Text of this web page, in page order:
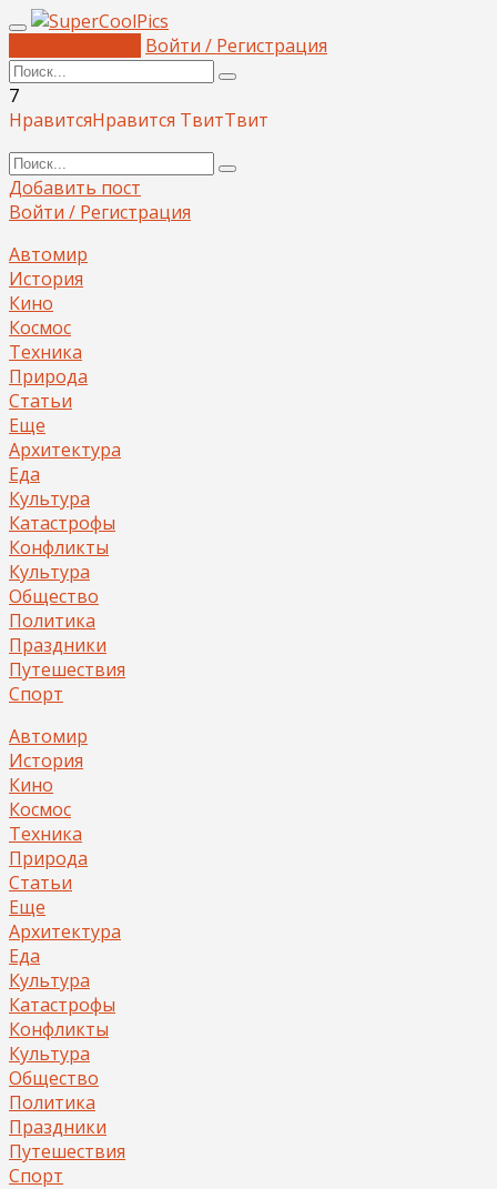
Войти / Регистрация
7
НравитсяНравится ТвитТвит
Добавить пост
Войти / Регистрация
Автомир
История
Кино
Космос
Техника
Природа
Статьи
Еще
Архитектура
Еда
Культура
Катастрофы
Конфликты
Культура
Общество
Политика
Праздники
Путешествия
Спорт
Автомир
История
Кино
Космос
Техника
Природа
Статьи
Еще
Архитектура
Еда
Культура
Катастрофы
Конфликты
Культура
Общество
Политика
Праздники
Путешествия
Спорт